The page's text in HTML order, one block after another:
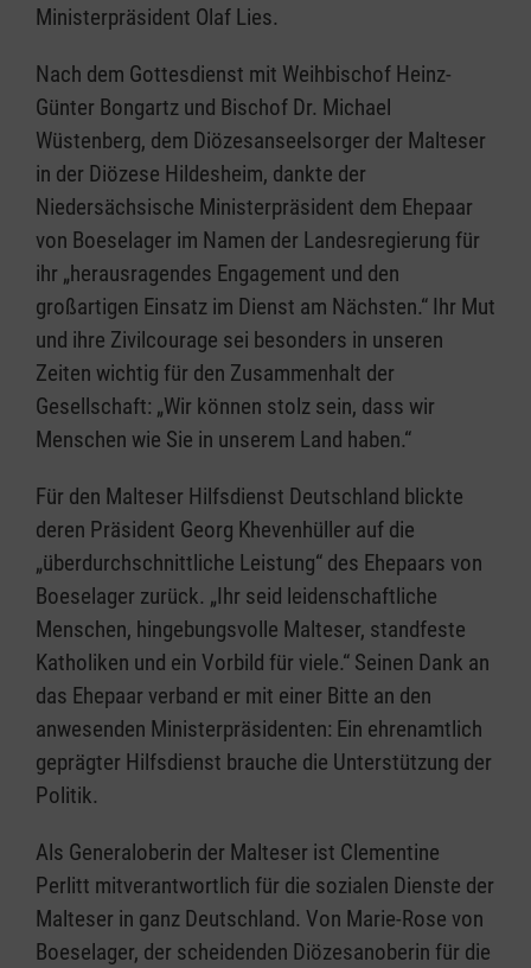
Ministerpräsident Olaf Lies.
Nach dem Gottesdienst mit Weihbischof Heinz-
Günter Bongartz und Bischof Dr. Michael
Wüstenberg, dem Diözesanseelsorger der Malteser
in der Diözese Hildesheim, dankte der
Niedersächsische Ministerpräsident dem Ehepaar
von Boeselager im Namen der Landesregierung für
ihr „herausragendes Engagement und den
großartigen Einsatz im Dienst am Nächsten.“ Ihr Mut
und ihre Zivilcourage sei besonders in unseren
Zeiten wichtig für den Zusammenhalt der
Gesellschaft: „Wir können stolz sein, dass wir
Menschen wie Sie in unserem Land haben.“
Für den Malteser Hilfsdienst Deutschland blickte
deren Präsident Georg Khevenhüller auf die
„überdurchschnittliche Leistung“ des Ehepaars von
Boeselager zurück. „Ihr seid leidenschaftliche
Menschen, hingebungsvolle Malteser, standfeste
Katholiken und ein Vorbild für viele.“ Seinen Dank an
das Ehepaar verband er mit einer Bitte an den
anwesenden Ministerpräsidenten: Ein ehrenamtlich
geprägter Hilfsdienst brauche die Unterstützung der
Politik.
Als Generaloberin der Malteser ist Clementine
Perlitt mitverantwortlich für die sozialen Dienste der
Malteser in ganz Deutschland. Von Marie-Rose von
Boeselager, der scheidenden Diözesanoberin für die